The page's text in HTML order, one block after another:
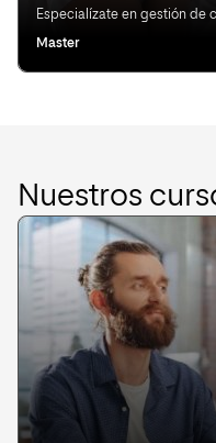
Especialízate en gestión de
Master
Nuestros